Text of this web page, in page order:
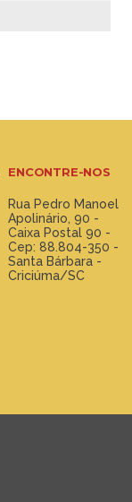
ENCONTRE-NOS
Rua Pedro Manoel
Apolinário, 90 -
Caixa Postal 90 -
Cep: 88.804-350 -
Santa Bárbara -
Criciúma/SC